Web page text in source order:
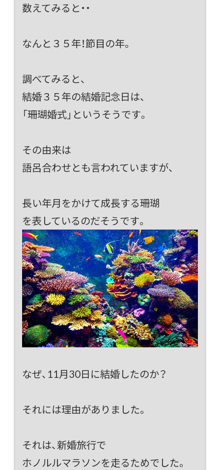
数えてみると・・
なんと３５年！節目の年。
調べてみると、
結婚３５年の結婚記念日は、
「珊瑚婚式」というそうです。
その由来は
語呂合わせとも言われていますが、
長い年月をかけて成長する珊瑚
を表しているのだそうです。
なぜ、11月30日に結婚したのか？
それには理由がありました。
それは、新婚旅行で
ホノルルマラソンを走るためでした。